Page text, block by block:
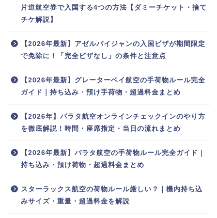
片道航空券で入国する4つの方法【ダミーチケット・捨て
チケ解説】
【2026年最新】アゼルバイジャンの入国ビザが期間限定
で免除に！「完全ビザなし」の条件と注意点
【2026年最新】グレーターベイ航空の手荷物ルール完全
ガイド｜持ち込み・預け手荷物・超過料金まとめ
【2026年】パラタ航空オンラインチェックインのやり方
を徹底解説！時間・座席指定・当日の流れまとめ
【2026年最新】パラタ航空の手荷物ルール完全ガイド｜
持ち込み・預け荷物・超過料金まとめ
スターラックス航空の荷物ルール厳しい？｜機内持ち込
みサイズ・重量・超過料金を解説